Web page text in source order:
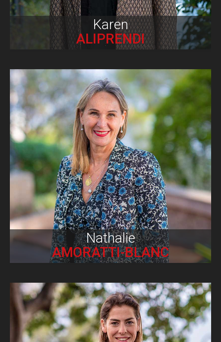
Karen
ALIPRENDI
Biographie
Nathalie
AMORATTI-BLANC